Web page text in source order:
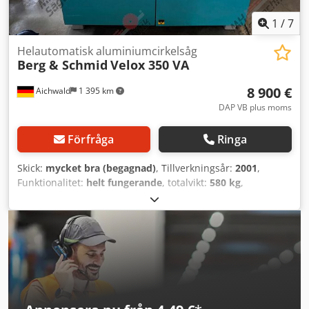
1 /7
Aichwald 1 395 km
Helautomatisk aluminiumcirkelsåg
Berg & Schmid Velox 350 VA
8 900 €
DAP VB plus moms
Förfråga Ringa
Skick: mycket bra (begagnad), Tillverkningsår: 2001,
Funktionalitet: helt fungerande, totalvikt: 580 kg,
Precisions-aluminiumkapmaskin VELOX 350 VA-MPS
hydropneumatisk helautomat För sågklingor upp till 350
mm Ø, geringssnitt vänster och höger 45° samt lutande
snitt upp till 45° vänster. Kapacitet: - 90°: 120 mm rund,
105 mm fyrkant, 200x80 mm platt - 45° Vänster: 65 mm
rund, 60 mm fyrkant, 180x50 mm platt - 45° Höger: 115
mm rund, 100 mm fyrkant, 150x80 mm platt
Standardutrustning: • Modern mikrprocessorstyrning med